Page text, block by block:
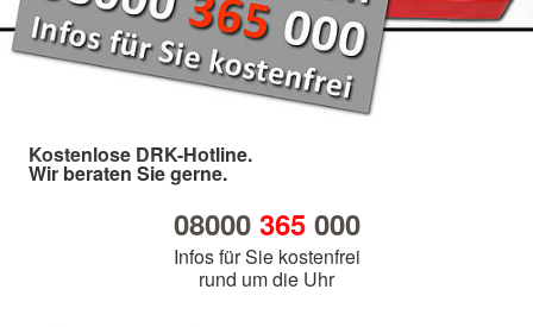
Kostenlose DRK-Hotline.
Wir beraten Sie gerne.
08000 365000
Infos für Sie kostenfrei
rund um die Uhr